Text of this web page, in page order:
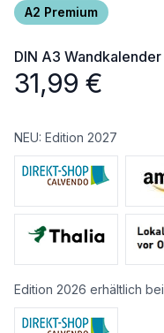
A2 Premium
DIN A3 Wandkalender
31,99 €
NEU: Edition 2027
Edition 2026 erhältlich bei